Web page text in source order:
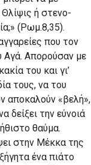
Θλίψις ή στενο­
(Ρωμ.8,35).
που τον
Αγά. Απορούσαν με
του και γι’
τους, να του
αποκαλούν «βελή»,
δείξει την εύνοιά
θαύμα.
στην Μέκκα της
ένα πιάτο